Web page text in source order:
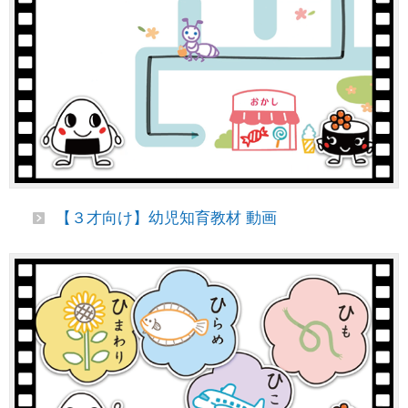
【３才向け】幼児知育教材 動画